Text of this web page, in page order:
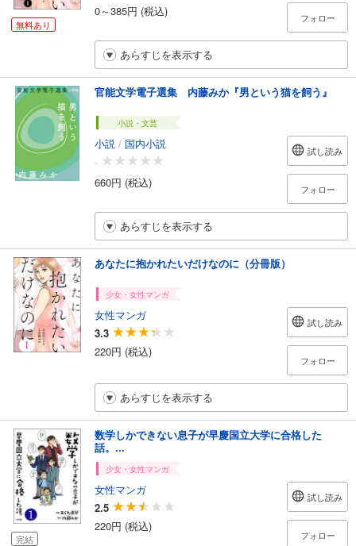
無料あり
0～385円 (税込)
フォロー
あらすじを表示する
官能文学電子選集 内藤みか『男という猫を飼う』
小説・文芸
小説 / 国内小説
-
660円 (税込)
試し読み
フォロー
あらすじを表示する
あなたに抱かれたいだけなのに（分冊版）
少女・女性マンガ
女性マンガ
3.3
220円 (税込)
試し読み
フォロー
あらすじを表示する
完結
数学しかできない息子が早慶国立大学に合格した
話。...
少女・女性マンガ
女性マンガ
2.5
220円 (税込)
試し読み
フォロー